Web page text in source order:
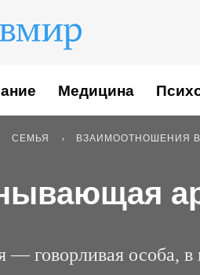
Медицина
СЕМЬЯ ВЗАИМООТНОШЕНИЯ
— говорливая особа,